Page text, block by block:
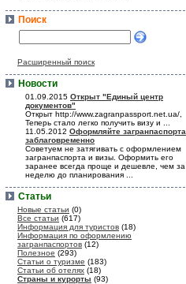
Поиск
Расширенный поиск
Новости
01.09.2015 Открыт "Единый центр
документов"
Открыт http://www.zagranpassport.net.ua/,
Теперь стало легко получить визу и ...
11.05.2012 Оформляйте загранпаспорта
заблаговременно
Советуем не затягивать с оформлением
загранпаспорта и визы. Оформить его
заранее всегда проще и дешевле, чем за
неделю до планирования ...
Статьи
Новые статьи (0)
Все статьи (617)
Информация для туристов (18)
Информация по оформлению
загранпаспортов (12)
Полезное (293)
Статьи о туризме (183)
Статьи об отелях (18)
Страны и курорты (93)